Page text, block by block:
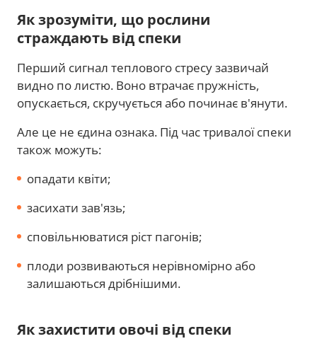
Як зрозуміти, що рослини
страждають від спеки
Перший сигнал теплового стресу зазвичай
видно по листю. Воно втрачає пружність,
опускається, скручується або починає в'янути.
Але це не єдина ознака. Під час тривалої спеки
також можуть:
опадати квіти;
засихати зав'язь;
сповільнюватися ріст пагонів;
плоди розвиваються нерівномірно або
залишаються дрібнішими.
Як захистити овочі від спеки